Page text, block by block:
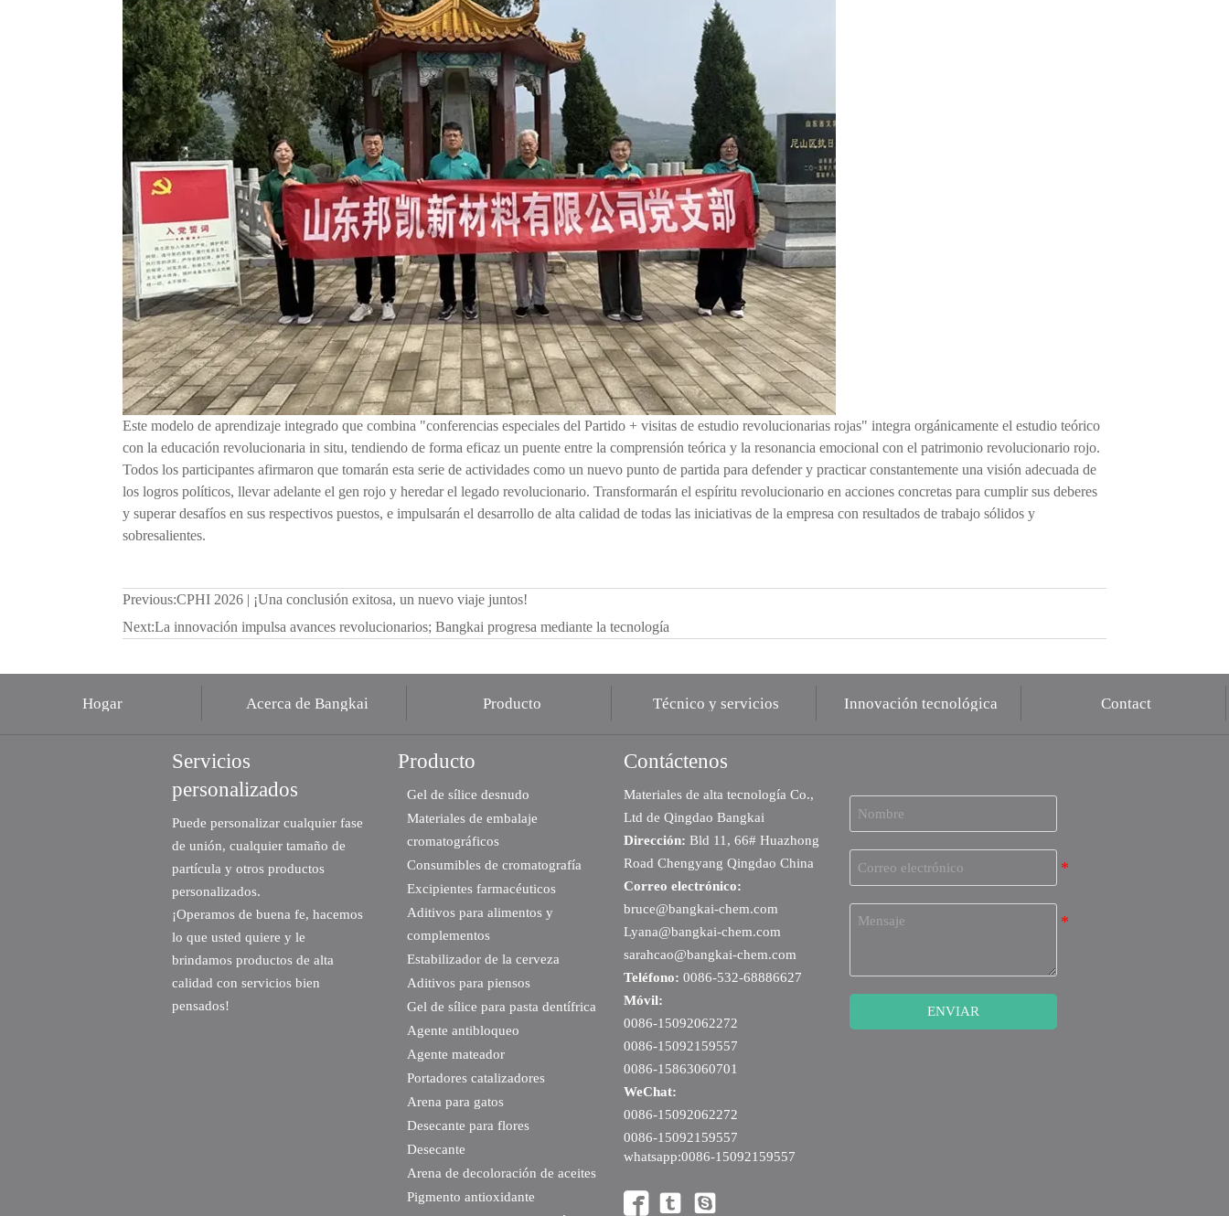
Este modelo de aprendizaje integrado que combina "conferencias especiales del Partido + visitas de estudio revolucionarias rojas" integra orgánicamente el estudio teórico
con la educación revolucionaria in situ, tendiendo de forma eficaz un puente entre la comprensión teórica y la resonancia emocional con el patrimonio revolucionario rojo.
Todos los participantes afirmaron que tomarán esta serie de actividades como un nuevo punto de partida para defender y practicar constantemente una visión adecuada de
los logros políticos, llevar adelante el gen rojo y heredar el legado revolucionario. Transformarán el espíritu revolucionario en acciones concretas para cumplir sus deberes
y superar desafíos en sus respectivos puestos, e impulsarán el desarrollo de alta calidad de todas las iniciativas de la empresa con resultados de trabajo sólidos y
sobresalientes.
Previous:CPHI 2026 | ¡Una conclusión exitosa, un nuevo viaje juntos!
Next:La innovación impulsa avances revolucionarios; Bangkai progresa mediante la tecnología
Hogar Acerca de Bangkai Producto Técnico y servicios Innovación tecnológica Contact
Servicios
personalizados
Puede personalizar cualquier fase
de unión, cualquier tamaño de
partícula y otros productos
personalizados.
¡Operamos de buena fe, hacemos
lo que usted quiere y le
brindamos productos de alta
calidad con servicios bien
pensados!
Producto
Gel de sílice desnudo
Materiales de embalaje
cromatográficos
Consumibles de cromatografía
Excipientes farmacéuticos
Aditivos para alimentos y
complementos
Estabilizador de la cerveza
Aditivos para piensos
Gel de sílice para pasta dentífrica
Agente antibloqueo
Agente mateador
Portadores catalizadores
Arena para gatos
Desecante para flores
Desecante
Arena de decoloración de aceites
Pigmento antioxidante
Contáctenos
Materiales de alta tecnología Co.,
Ltd de Qingdao Bangkai
Dirección: Bld 11, 66# Huazhong
Road Chengyang Qingdao China
Correo electrónico:
bruce@bangkai-chem.com
Lyana@bangkai-chem.com
sarahcao@bangkai-chem.com
Teléfono: 0086-532-68886627
Móvil:
0086-15092062272
0086-15092159557
0086-15863060701
WeChat:
0086-15092062272
0086-15092159557
whatsapp:0086-15092159557
  
ENVIAR